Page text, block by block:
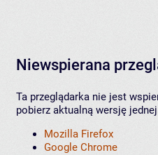
Niewspierana
Ta przeglądarka nie jest
pobierz aktualną wersję
Mozilla Firefox
Google Chrome